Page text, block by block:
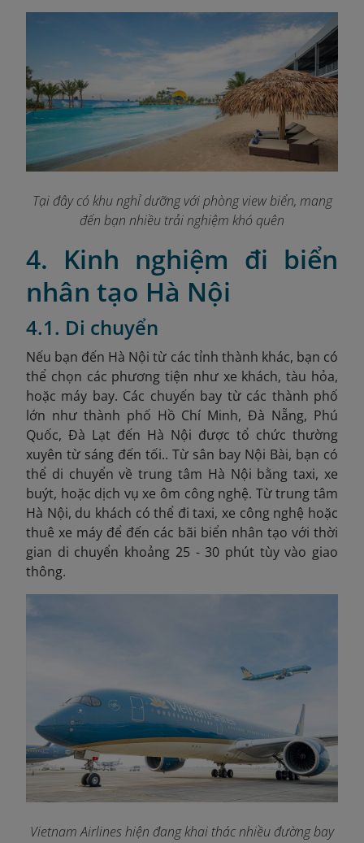
Tại đây có khu nghỉ dưỡng với phòng view biển, mang
đến bạn nhiều trải nghiệm khó quên
4. Kinh nghiệm đi biển
nhân tạo Hà Nội
4.1. Di chuyển
Nếu bạn đến Hà Nội từ các tỉnh thành khác, bạn có
thể chọn các phương tiện như xe khách, tàu hỏa,
hoặc máy bay. Các chuyến bay từ các thành phố
lớn như thành phố Hồ Chí Minh, Đà Nẵng, Phú
Quốc, Đà Lạt đến Hà Nội được tổ chức thường
xuyên từ sáng đến tối.. Từ sân bay Nội Bài, bạn có
thể di chuyển về trung tâm Hà Nội bằng taxi, xe
buýt, hoặc dịch vụ xe ôm công nghệ. Từ trung tâm
Hà Nội, du khách có thể đi taxi, xe công nghệ hoặc
thuê xe máy để đến các bãi biển nhân tạo với thời
gian di chuyển khoảng 25 - 30 phút tùy vào giao
thông.
Vietnam Airlines hiện đang khai thác nhiều đường bay